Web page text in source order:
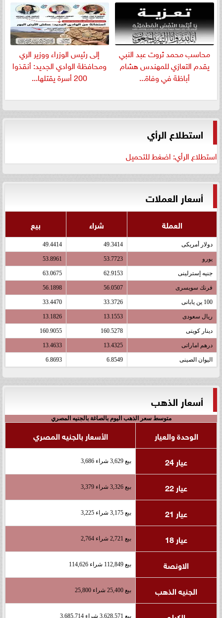
​محاسب محمد ثروت عبد النبي
يقدم التعازي للمهندس هشام
أباظة في وفاة...
إلى رئيس الوزراء ووزير الري
ومحافظة الوادي الجديد: أنقذوا
200 أسرة يقتلها...
استطلاع الرأي
استطلاع الرأي: اضغط للتحميل
أسعار العملات
العملة شراء بيع
دولار أمريكى 49.3414
49.4414
يورو 53.7723
53.8961
جنيه إسترلينى 62.9153
63.0675
فرنك سويسرى 56.0507
56.1898
100 ين يابانى 33.3726
33.4470
ريال سعودى 13.1553
13.1826
دينار كويتى 160.5278
160.9055
درهم اماراتى 13.4325
13.4633
اليوان الصينى 6.8549
6.8693
أسعار الذهب
متوسط سعر الذهب اليوم بالصاغة بالجنيه المصري
الوحدة والعيار
الأسعار بالجنيه المصري
عيار 24
بيع 3,629 شراء 3,686
عيار 22 بيع 3,326 شراء 3,379
عيار 21 بيع 3,175 شراء 3,225
عيار 18 بيع 2,721 شراء 2,764
الاونصة بيع 112,849 شراء 114,626
الجنيه الذهب بيع 25,400 شراء 25,800
بيع 3,628,571 شراء 3,685,714